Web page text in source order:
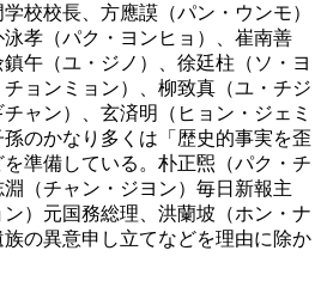
校校長、方應謨（パン・ウンモ）
孝（パク・ヨンヒョ）、崔南善
鎮午（ユ・ジノ）、徐廷柱（ソ・ヨ
ョンミョン）、柳致真（ユ・チジ
ャン）、玄済明（ヒョン・ジェミ
のかなり多くは「歴史的事実を歪
準備している。朴正煕（パク・チ
（チャン・ジヨン）毎日新報主
）元国務総理、洪蘭坡（ホン・ナ
の異意申し立てなどを理由に除か